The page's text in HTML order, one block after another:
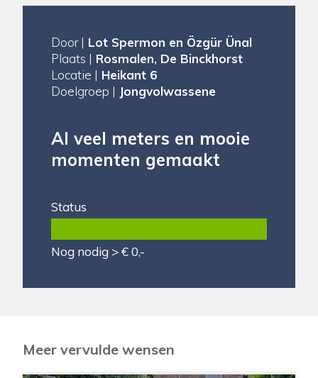
Door | Lot Spermon en Özgür Ünal
Plaats | Rosmalen, De Binckhorst
Locatie | Heikant 6
Doelgroep | Jongvolwassene
Al veel meters en mooie
momenten gemaakt
Status
Nog nodig > € 0,-
Meer vervulde wensen